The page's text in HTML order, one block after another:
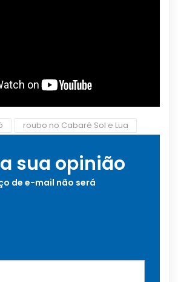
roubo no Cabaré Sol e Lua
sua opinião
de e-mail não será